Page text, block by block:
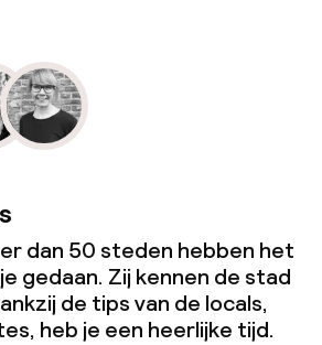
dan 50 steden hebben het
gedaan. Zij kennen de stad
de tips van de locals,
heb je een heerlijke tijd.